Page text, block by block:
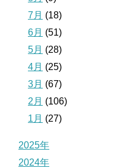
7月 (18)
6月 (51)
5月 (28)
4月 (25)
3月 (67)
2月 (106)
1月 (27)
2025年
2024年